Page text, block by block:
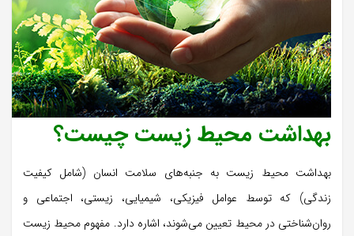
بهداشت محیط زیست چیست؟
بهداشت محیط زیست به جنبه‌های سلامت انسان (شامل کیفیت
زندگی) که توسط عوامل فیزیکی، شیمیایی، زیستی، اجتماعی و
روان‌شناختی در محیط تعیین می‌شوند، اشاره دارد. مفهوم محیط زیست